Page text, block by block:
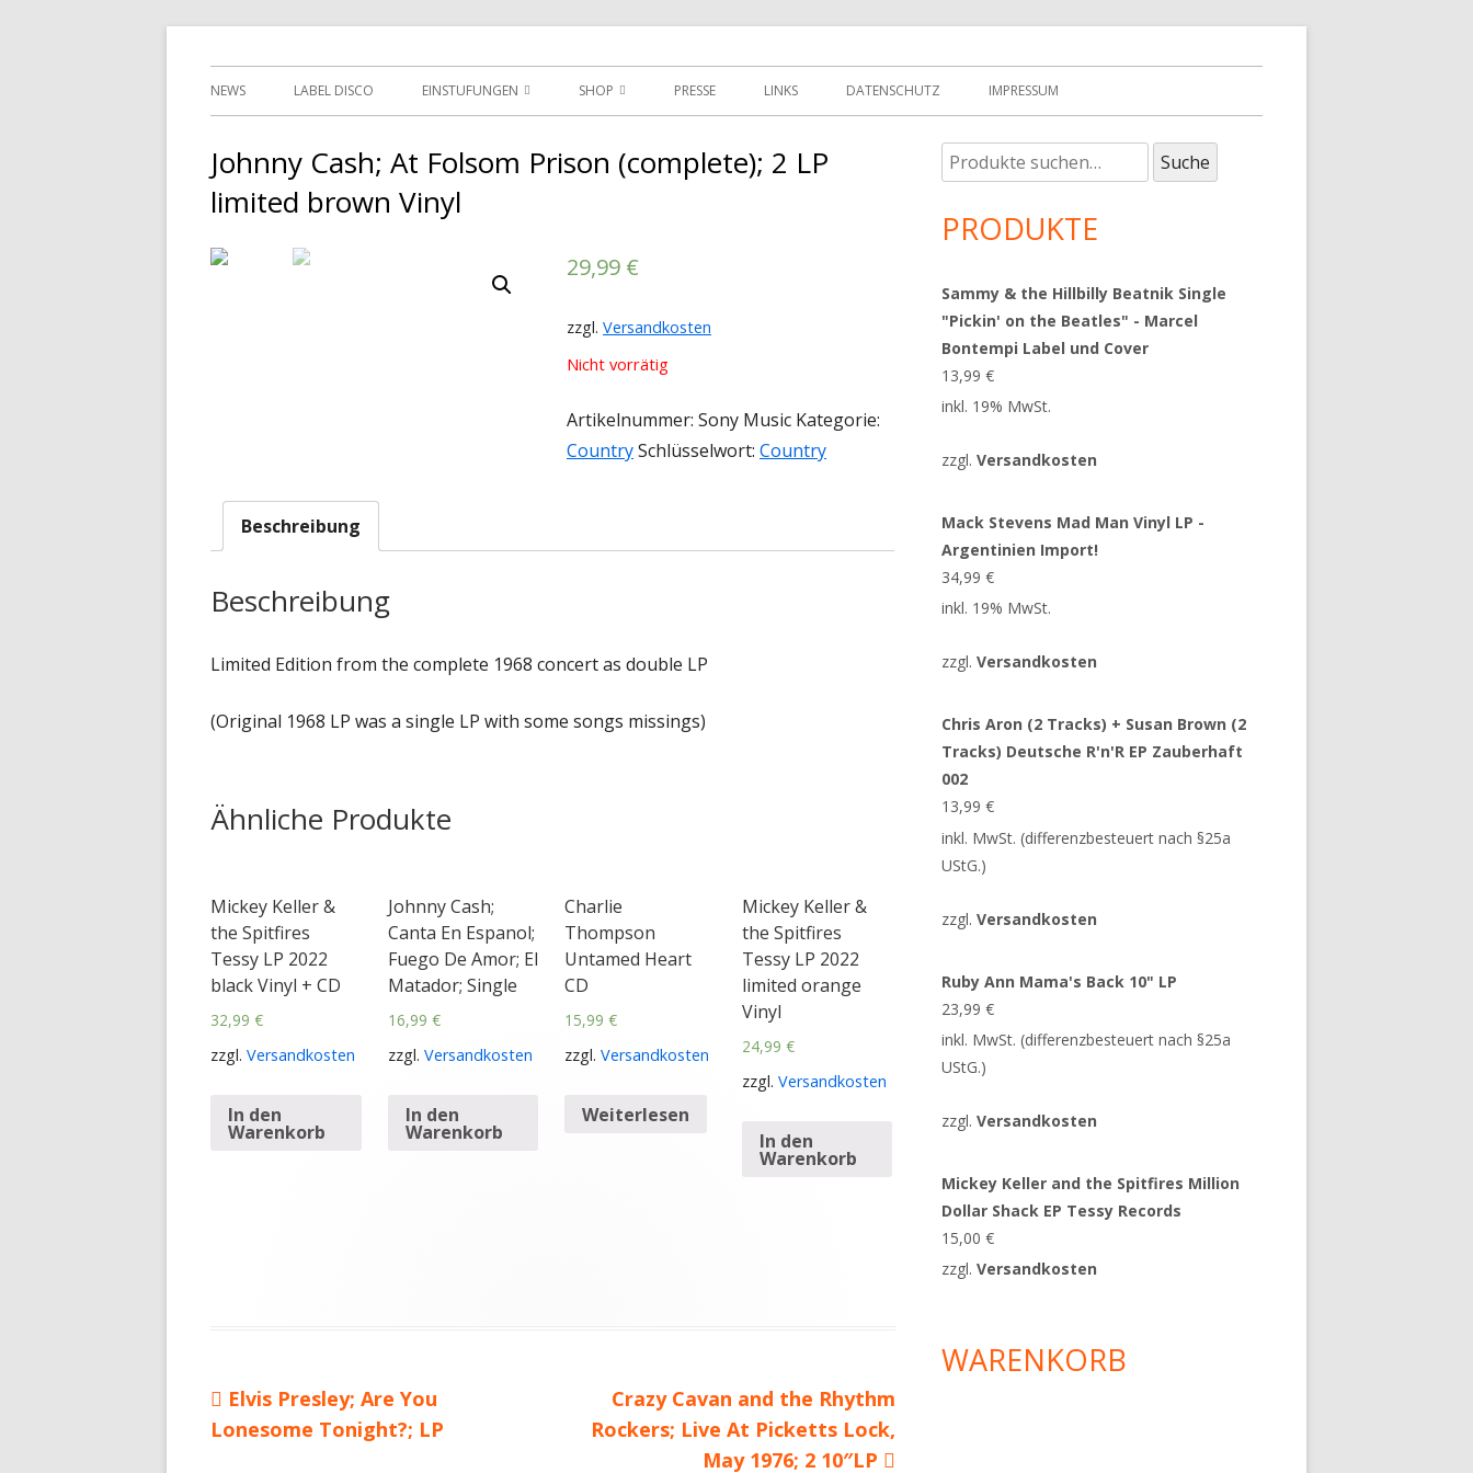
Tessy Records
Primäres
NEWS LABEL DISCO EINSTUFUNGEN SHOP
MEIN KONTO
AGBS
PRESSE LINKS DATENSCHUTZ IMPRESSUM
Johnny Cash; At Folsom Prison (complete); 2 LP
limited brown Vinyl
29,99 €
zzgl. Versandkosten
Nicht vorrätig
Artikelnummer: Sony Music Kategorie:
CountrySchlüsselwort: Country
Beschreibung
Beschreibung
Limited Edition from the complete 1968 concert as double LP
(Original 1968 LP was a single LP with some songs missings)
Ähnliche Produkte
Mickey Keller &
the Spitfires
Tessy LP 2022
black Vinyl + CD
32,99 €
zzgl. Versandkosten
In den
Warenkorb
Johnny Cash;
Canta En Espanol;
Fuego De Amor; El
Matador; Single
16,99 €
zzgl. Versandkosten
In den
Warenkorb
Charlie
Thompson
Untamed Heart
CD
15,99€
zzgl.Versandkosten
Weiterlesen
Mickey Keller &
the Spitfires
Tessy LP 2022
limited orange
Vinyl
24,99 €
zzgl. Versandkosten
In den
Warenkorb
Beitragsnavigation
Vorheriger
Beitrag:
Elvis Presley; Are You
Lonesome Tonight?; LP
Nächster
Beitrag
Crazy Cavan and the Rhythm
Rockers; Live At Picketts Lock,
May 1976; 2 10″LP
Haupt-
Seitenleiste
Suche
nach:
Suche
PRODUKTE
Sammy & the Hillbilly Beatnik Single
"Pickin' on the Beatles" - Marcel
Bontempi Label und Cover
13,99€
inkl. 19% MwSt.
zzgl.Versandkosten
Mack Stevens Mad Man Vinyl LP -
Argentinien Import!
34,99€
inkl. 19% MwSt.
zzgl.Versandkosten
Chris Aron (2 Tracks) + Susan Brown (2
Tracks) Deutsche R'n'R EP Zauberhaft
002
13,99€
inkl. MwSt. (differenzbesteuert nach §25a
UStG.)
zzgl.Versandkosten
Ruby Ann Mama's Back 10" LP
23,99€
inkl. MwSt. (differenzbesteuert nach §25a
UStG.)
zzgl.Versandkosten
Mickey Keller and the Spitfires Million
Dollar Shack EP Tessy Records
15,00€
zzgl.Versandkosten
WARENKORB